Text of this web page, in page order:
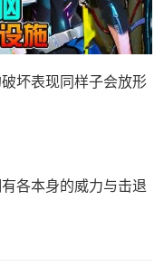
坏表现同样子会放形
各本身的威力与击退